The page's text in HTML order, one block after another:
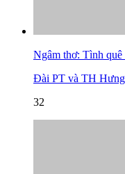
Ngâm thơ: Tình quê
Đài PT và TH
32